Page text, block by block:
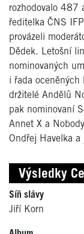
rozhodovalo 487
ředitelka ČNS
provázeli
Dědek. Letošní
nominovaných
i řada
držitelé Andělů
pak nominovaní
Annet X a
Ondřej Havelka a
Výsledky
Síň slávy
Jiří Korn